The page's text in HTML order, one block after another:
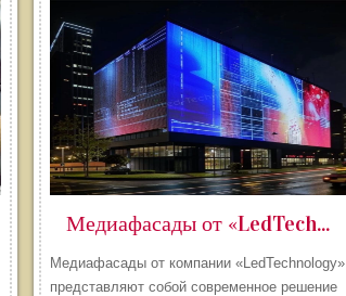
​Медиафасады от «LedTechnology»
Медиафасады от компании «LedTechnology»
представляют собой современное решение